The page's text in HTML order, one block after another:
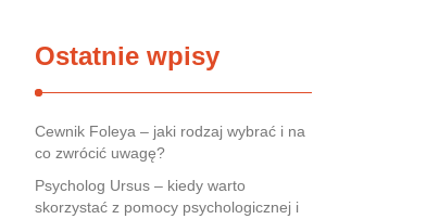
Ostatnie wpisy
Cewnik Foleya – jaki rodzaj wybrać i na
co zwrócić uwagę?
Psycholog Ursus – kiedy warto
skorzystać z pomocy psychologicznej i